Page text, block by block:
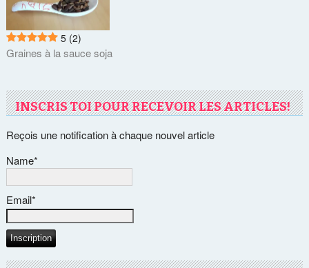
5 (2)
Graines à la sauce soja
INSCRIS TOI POUR RECEVOIR LES ARTICLES!
Reçois une notification à chaque nouvel article
Name*
Email*